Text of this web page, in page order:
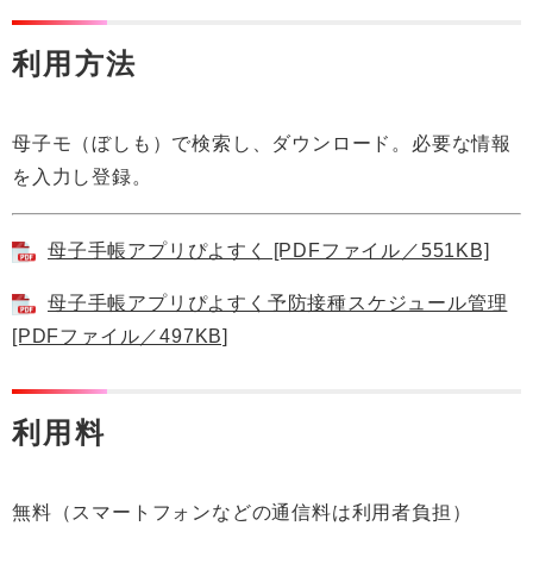
利用方法
母子モ（ぼしも）で検索し、ダウンロード。必要な情報
を入力し登録。
母子手帳アプリぴよすく [PDFファイル／551KB]
母子手帳アプリぴよすく予防接種スケジュール管理
[PDFファイル／497KB]
利用料
無料（スマートフォンなどの通信料は利用者負担）